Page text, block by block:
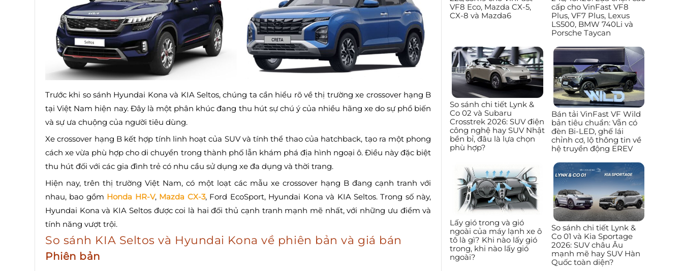
Trước khi so sánh Hyundai Kona và KIA Seltos, chúng ta cần hiểu rõ về thị trường xe crossover hạng B
tại Việt Nam hiện nay. Đây là một phân khúc đang thu hút sự chú ý của nhiều hãng xe do sự phổ biến
và sự ưa chuộng của người tiêu dùng.
Xe crossover hạng B kết hợp tính linh hoạt của SUV và tính thể thao của hatchback, tạo ra một phong
cách xe vừa phù hợp cho di chuyển trong thành phố lẫn khám phá địa hình ngoại ô. Điều này đặc biệt
thu hút đối với các gia đình trẻ có nhu cầu sử dụng xe đa dụng và thời trang.
Hiện nay, trên thị trường Việt Nam, có một loạt các mẫu xe crossover hạng B đang cạnh tranh với
nhau, bao gồm Honda HR-V, Mazda CX-3, Ford EcoSport, Hyundai Kona và KIA Seltos. Trong số này,
Hyundai Kona và KIA Seltos được coi là hai đối thủ cạnh tranh mạnh mẽ nhất, với những ưu điểm và
tính năng vượt trội.
So sánh KIA Seltos và Hyundai Kona về phiên bản và giá bán
Phiên bản
VF8 Eco, Mazda CX-5,
CX-8 và Mazda6
cấp cho VinFast VF8
Plus, VF7 Plus, Lexus
LS500, BMW 740Li và
Porsche Taycan
So sánh chi tiết Lynk &
Co 02 và Subaru
Crosstrek 2026: SUV điện
công nghệ hay SUV Nhật
bền bỉ, đâu là lựa chọn
phù hợp?
Bán tải VinFast VF Wild
bản tiêu chuẩn: Vẫn có
đèn Bi-LED, ghế lái
chỉnh cơ, lộ thông tin về
hệ truyền động EREV
Lấy gió trong và gió
ngoài của máy lạnh xe ô
tô là gì? Khi nào lấy gió
trong, khi nào lấy gió
ngoài?
So sánh chi tiết Lynk &
Co 01 và Kia Sportage
2026: SUV châu Âu
mạnh mẽ hay SUV Hàn
Quốc toàn diện?